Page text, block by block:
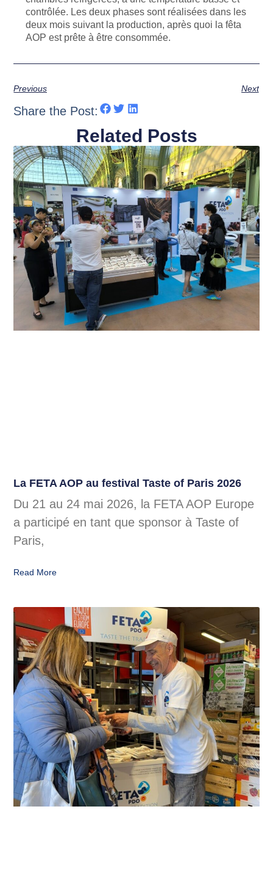
contrôlée. Les deux phases sont réalisées dans les
deux mois suivant la production, après quoi la fêta
AOP est prête à être consommée.
Previous Next
Share the Post:
Related Posts
La FETA AOP au festival Taste of Paris 2026
Du 21 au 24 mai 2026, la FETA AOP Europe
a participé en tant que sponsor à Taste of
Paris,
Read More